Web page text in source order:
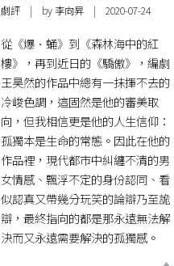
劇評| by 李向昇| 2020-07-24
從《爆．蛹》到《森林海中的紅
樓》，再到近日的《驕傲》，編劇
王昊然的作品中總有一抹揮不去的
冷峻色調，這固然是他的審美取
向，但我相信更是他的人生信仰：
孤獨本是生命的常態。因此在他的
作品裡，現代都市中糾纏不清的男
女情感、飄浮不定的身份認同、看
似認真又帶幾分玩笑的論辯乃至詭
辯，最終指向的都是那永遠無法解
決而又永遠需要解決的孤獨感。